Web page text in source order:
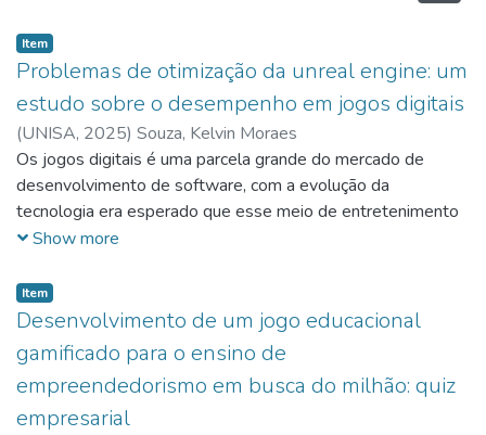
Item
Problemas de otimização da unreal engine: um
estudo sobre o desempenho em jogos digitais
(UNISA, 2025) Souza, Kelvin Moraes
Os jogos digitais é uma parcela grande do mercado de
desenvolvimento de software, com a evolução da
tecnologia era esperado que esse meio de entretenimento
se tornasse mais acessível, graças às novas técnicas de
desses softwares. Porém foi observado o oposto, com os
últimos lançamentos está cada vez mais comum surgirem
jogos com má otimização, e em especial aqueles
desenvolvidos na Unreal Engine. Esse trabalho tem como
objetivo compreender as possíveis causas e com isso,
verificar possíveis soluções para tal problema.
Show more
Item
Desenvolvimento de um jogo educacional
gamificado para o ensino de
empreendedorismo em busca do milhão: quiz
empresarial